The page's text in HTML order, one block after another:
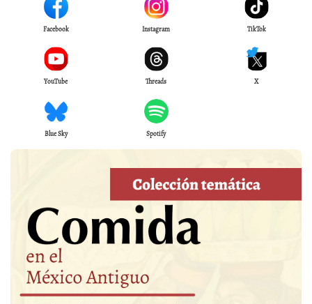
Facebook Instagram TikTok
YouTube Threads X
Blue Sky Spotify